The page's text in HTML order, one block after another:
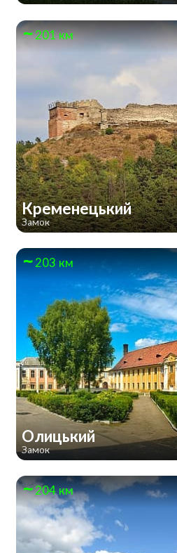
201 км
Кременецький
Замок
203 км
Олицький
Замок
204 км